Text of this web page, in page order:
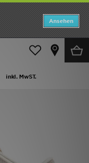
Ansehen
28-35)
inkl. MwST.